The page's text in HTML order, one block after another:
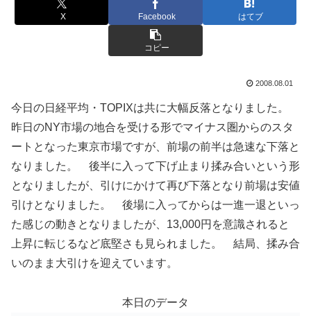
X Facebook はてブ
コピー
2008.08.01
今日の日経平均・TOPIXは共に大幅反落となりました。
昨日のNY市場の地合を受ける形でマイナス圏からのスタ
ートとなった東京市場ですが、前場の前半は急速な下落と
なりました。 後半に入って下げ止まり揉み合いという形
となりましたが、引けにかけて再び下落となり前場は安値
引けとなりました。 後場に入ってからは一進一退といっ
た感じの動きとなりましたが、13,000円を意識されると
上昇に転じるなど底堅さも見られました。 結局、揉み合
いのまま大引けを迎えています。
本日のデータ